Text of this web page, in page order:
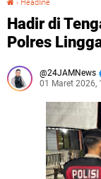
› Headline
Hadir di
Polres
24JAMNews
01 Maret 2026,